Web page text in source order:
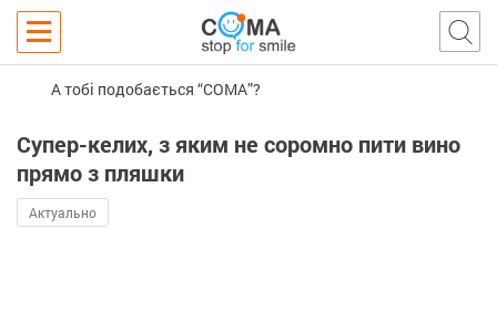
А тобі подобається “COMA”?
Супер-келих, з яким не соромно пити вино
прямо з пляшки
Актуально